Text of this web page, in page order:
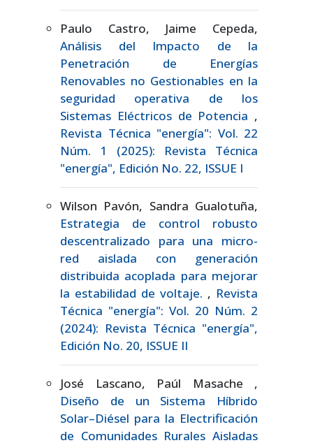
Paulo Castro, Jaime Cepeda,
Análisis del Impacto de la
Penetración de Energías
Renovables no Gestionables en la
seguridad operativa de los
Sistemas Eléctricos de Potencia ,
Revista Técnica "energía": Vol. 22
Núm. 1 (2025): Revista Técnica
"energía", Edición No. 22, ISSUE I
Wilson Pavón, Sandra Gualotuña,
Estrategia de control robusto
descentralizado para una micro-
red aislada con generación
distribuida acoplada para mejorar
la estabilidad de voltaje. , Revista
Técnica "energía": Vol. 20 Núm. 2
(2024): Revista Técnica "energía",
Edición No. 20, ISSUE II
José Lascano, Paúl Masache ,
Diseño de un Sistema Híbrido
Solar–Diésel para la Electrificación
de Comunidades Rurales Aisladas